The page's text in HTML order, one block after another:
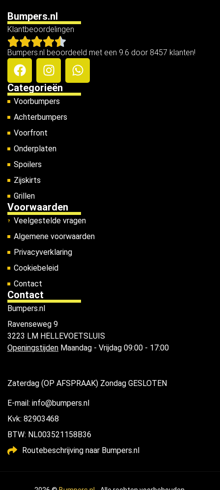
Bumpers.nl
Klantbeoordelingen
Bumpers.nl beoordeeld met een 9.6 door 8457 klanten!
Categorieën
Voorbumpers
Achterbumpers
Voorfront
Onderplaten
Spoilers
Zijskirts
Grillen
Voorwaarden
Veelgestelde vragen
Algemene voorwaarden
Privacyverklaring
Cookiebeleid
Contact
Contact
Bumpers.nl
Ravenseweg 9
3223 LM HELLEVOETSLUIS
Openingstijden Maandag - Vrijdag 09:00 - 17:00
Zaterdag (OP AFSPRAAK) Zondag GESLOTEN
E-mail: info@bumpers.nl
Kvk: 82903468
BTW: NL003521158B36
Routebeschrijving naar Bumpers.nl